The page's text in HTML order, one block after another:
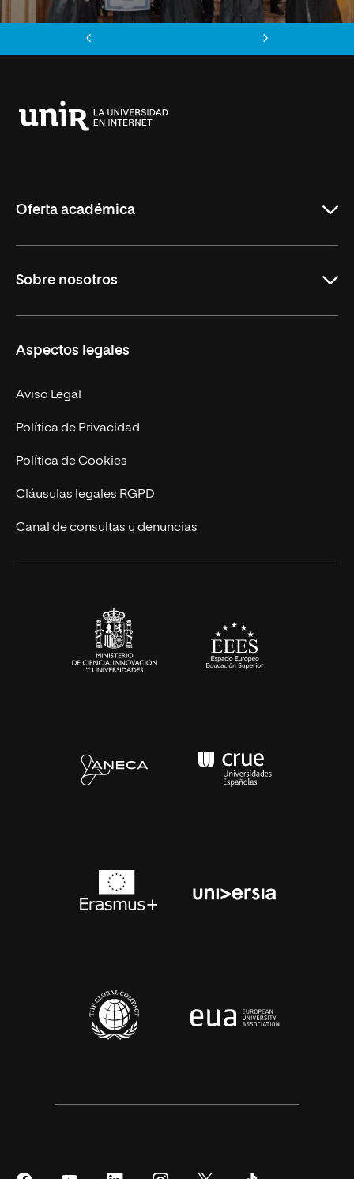
Oferta académica
Másteres Oficiales
Másteres Propios
Doctorados
Experto Universitario
Postgrados
Cursos Universitarios
Sobre nosotros
Facultades
Nuestro Equipo
Trabaja en UNIR
Actualidad
UNIR Revista
Eventos
Aspectos legales
Aviso Legal
Política de Privacidad
Política de Cookies
Cláusulas legales RGPD
Canal de consultas y denuncias